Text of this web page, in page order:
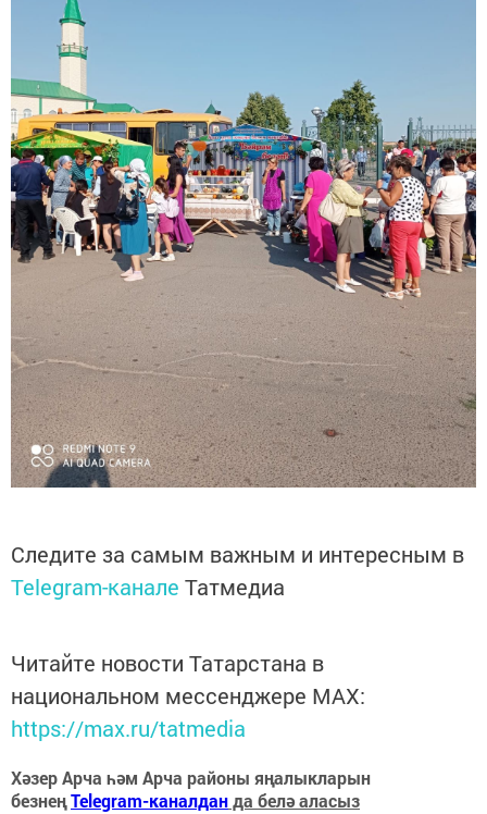
Следите за самым важным и интересным в
Telegram-канале Татмедиа
Читайте новости Татарстана в
национальном мессенджере MАХ:
https://max.ru/tatmedia
Хәзер Арча һәм Арча районы яңалыкларын
безнеңTelegram-каналданда белә аласыз